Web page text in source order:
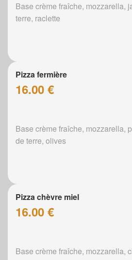
Base crème fraîche, mozzarella,
terre, raclette
Pizza fermière
16.00 €
Base crème fraîche, mozzarella,
de terre, olives
Pizza chèvre miel
16.00 €
Base crème fraîche, mozzarella,